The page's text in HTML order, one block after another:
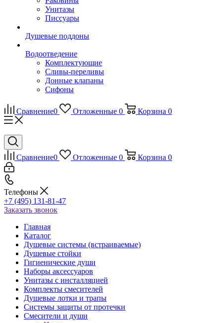
Унитазы
Писсуары
Душевые поддоны
Водоотведение
Комплектующие
Сливы-переливы
Донные клапаны
Сифоны
Сравнение0 Отложенные 0 Корзина 0
Сравнение0 Отложенные 0 Корзина 0
Телефоны
+7 (495) 131-81-47
Заказать звонок
Главная
Каталог
Душевые системы (встраиваемые)
Душевые стойки
Гигиенические души
Наборы аксессуаров
Унитазы с инсталляцией
Комплекты смесителей
Душевые лотки и трапы
Системы защиты от протечки
Смесители и души